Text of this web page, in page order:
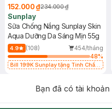
152.000 ₫234.000 ₫
Sunplay
Sữa Chống Nắng Sunplay Skin
Aqua Dưỡng Da Sáng Mịn 55g
4.9 (108)
454/tháng
48%
Bill 199K Sunplay tặng Tinh Chất
Bạn đã có tài khoản